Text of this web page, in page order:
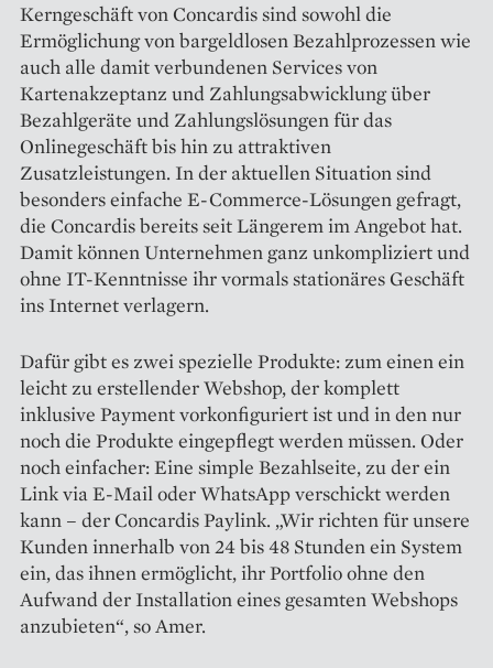
Kerngeschäft von Concardis sind sowohl die
Ermöglichung von bargeldlosen Bezahlprozessen wie
auch alle damit verbundenen Services von
Kartenakzeptanz und Zahlungsabwicklung über
Bezahlgeräte und Zahlungslösungen für das
Onlinegeschäft bis hin zu attraktiven
Zusatzleistungen. In der aktuellen Situation sind
besonders einfache E-Commerce-Lösungen gefragt,
die Concardis bereits seit Längerem im Angebot hat.
Damit können Unternehmen ganz unkompliziert und
ohne IT-Kenntnisse ihr vormals stationäres Geschäft
ins Internet verlagern.
Dafür gibt es zwei spezielle Produkte: zum einen ein
leicht zu erstellender Webshop, der komplett
inklusive Payment vorkonfiguriert ist und in den nur
noch die Produkte eingepflegt werden müssen. Oder
noch einfacher: Eine simple Bezahlseite, zu der ein
Link via E-Mail oder WhatsApp verschickt werden
kann – der Concardis Paylink. „Wir richten für unsere
Kunden innerhalb von 24 bis 48 Stunden ein System
ein, das ihnen ermöglicht, ihr Portfolio ohne den
Aufwand der Installation eines gesamten Webshops
anzubieten“, so Amer.